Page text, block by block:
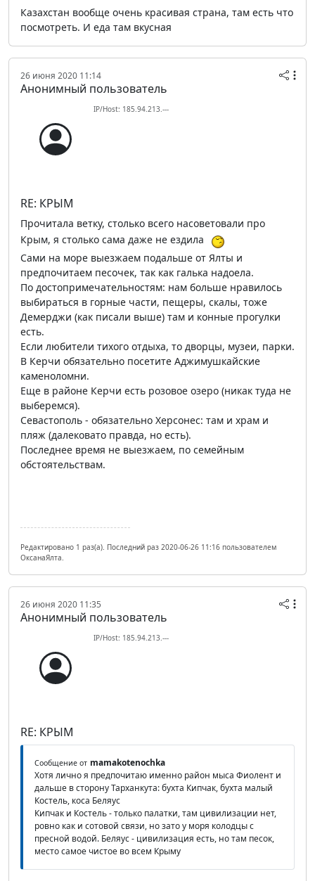
Казахстан вообще очень красивая страна, там есть что
посмотреть. И еда там вкусная
26 июня 2020 11:14
Анонимный пользователь
IP/Host: 185.94.213.---
RE: КРЫМ
Прочитала ветку, столько всего насоветовали про
Крым, я столько сама даже не ездила
Сами на море выезжаем подальше от Ялты и
предпочитаем песочек, так как галька надоела.
По достопримечательностям: нам больше нравилось
выбираться в горные части, пещеры, скалы, тоже
Демерджи (как писали выше) там и конные прогулки
есть.
Если любители тихого отдыха, то дворцы, музеи, парки.
В Керчи обязательно посетите Аджимушкайские
каменоломни.
Еще в районе Керчи есть розовое озеро (никак туда не
выберемся).
Севастополь - обязательно Херсонес: там и храм и
пляж (далековато правда, но есть).
Последнее время не выезжаем, по семейным
обстоятельствам.
Редактировано 1 раз(а). Последний раз 2020-06-26 11:16 пользователем
ОксанаЯлта.
26 июня 2020 11:35
Анонимный пользователь
IP/Host: 185.94.213.---
RE: КРЫМ
Сообщение от mamakotenochka
Хотя лично я предпочитаю именно район мыса Фиолент и
дальше в сторону Тарханкута: бухта Кипчак, бухта малый
Костель, коса Беляус
Кипчак и Костель - только палатки, там цивилизации нет,
ровно как и сотовой связи, но зато у моря колодцы с
пресной водой. Беляус - цивилизация есть, но там песок,
место самое чистое во всем Крыму